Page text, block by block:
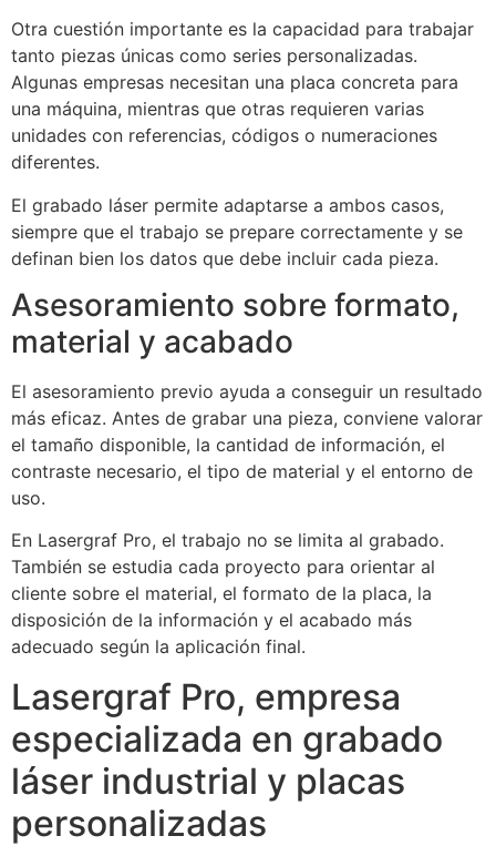
Otra cuestión importante es la capacidad para trabajar
tanto piezas únicas como series personalizadas.
Algunas empresas necesitan una placa concreta para
una máquina, mientras que otras requieren varias
unidades con referencias, códigos o numeraciones
diferentes.
El grabado láser permite adaptarse a ambos casos,
siempre que el trabajo se prepare correctamente y se
definan bien los datos que debe incluir cada pieza.
Asesoramiento sobre formato,
material y acabado
El asesoramiento previo ayuda a conseguir un resultado
más eficaz. Antes de grabar una pieza, conviene valorar
el tamaño disponible, la cantidad de información, el
contraste necesario, el tipo de material y el entorno de
uso.
En Lasergraf Pro, el trabajo no se limita al grabado.
También se estudia cada proyecto para orientar al
cliente sobre el material, el formato de la placa, la
disposición de la información y el acabado más
adecuado según la aplicación final.
Lasergraf Pro, empresa
especializada en grabado
láser industrial y placas
personalizadas